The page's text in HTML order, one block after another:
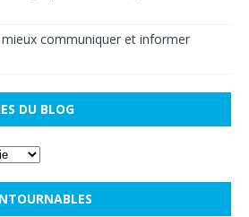
communiquer et informer
DU BLOG